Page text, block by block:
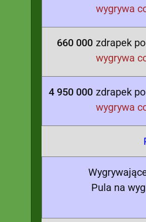
wygrywa
660 000 zdrapek po
wygrywa
4 950 000 zdrapek po
wygrywa
Pula na